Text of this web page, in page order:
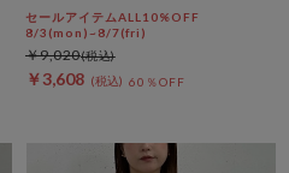
セールアイテムALL10%OFF
8/3(mon)~8/7(fri)
￥3,608 60％OFF
￥9,020